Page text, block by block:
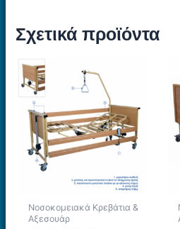
Σχετικά προϊόντα
Νοσοκομειακά Κρεβάτια &
Αξεσουάρ